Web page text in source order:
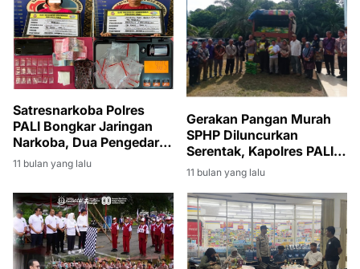
Satresnarkoba Polres
PALI Bongkar Jaringan
Narkoba, Dua Pengedar
Dibekuk dengan 21 Paket
11 bulan yang lalu
Gerakan Pangan Murah
SPHP Diluncurkan
Serentak, Kapolres PALI:
Langkah Strategis
Stabilkan Harga dan
Ketersediaan Beras
11 bulan yang lalu